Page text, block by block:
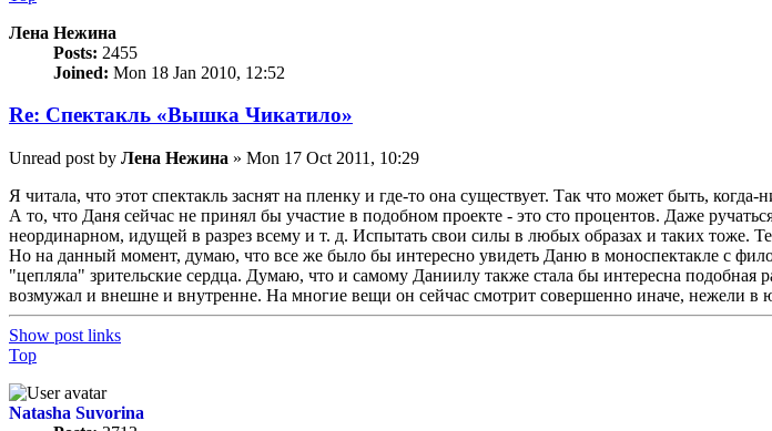
Лена Нежина
Posts: 2455
Joined: Mon 18 Jan 2010, 12:52
Re: Спектакль «Вышка Чикатило»
Unread post by Лена Нежина » Mon 17 Oct 2011, 10:29
Я читала, что этот спектакль заснят на пленку и где-то она существует. Так что может быть, когда-
А то, что Даня сейчас не принял бы участие в подобном проекте - это сто процентов. Даже
неординарном, идущей в разрез всему и т. д. Испытать свои силы в любых образах и таких тоже.
Но на данный момент, думаю, что все же было бы интересно увидеть Даню в моноспектакле с
"цепляла" зрительские сердца. Думаю, что и самому Даниилу также стала бы интересна
возмужал и внешне и внутренне. На многие вещи он сейчас смотрит совершенно иначе, нежели в
Show post links
Top
Natasha Suvorina